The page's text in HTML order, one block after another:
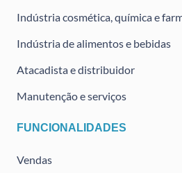
Indústria cosmética, química e
Indústria de alimentos e bebidas
Atacadista e distribuidor
Manutenção e serviços
FUNCIONALIDADES
Vendas